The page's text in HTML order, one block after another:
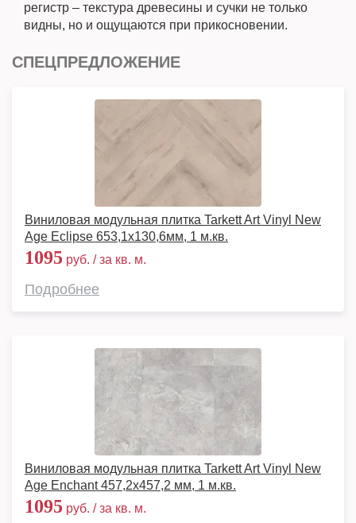
регистр – текстура древесины и сучки не только
видны, но и ощущаются при прикосновении.
СПЕЦПРЕДЛОЖЕНИЕ
Виниловая модульная плитка Tarkett Art Vinyl New
Age Eclipse 653,1х130,6мм, 1 м.кв.
1095 руб. / за кв. м.
Подробнее
Виниловая модульная плитка Tarkett Art Vinyl New
Age Enchant 457,2x457,2 мм, 1 м.кв.
1095 руб. / за кв. м.